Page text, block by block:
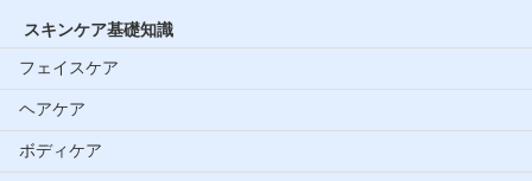
スキンケア基礎知識
フェイスケア
ヘアケア
ボディケア